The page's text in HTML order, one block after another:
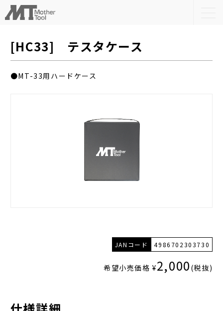
[HC33] テスタケース
●MT-33用ハードケース
JANコード 4986702303730
希望小売価格 ¥2,000 (税抜)